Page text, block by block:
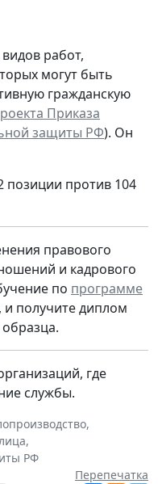
работ,
могут быть
гражданскую
Приказа
защиты РФ). Он
позиции против 104
правового
и кадрового
по программе
, и получите диплом
где
службы.
,
,
РФ
Перепечатка